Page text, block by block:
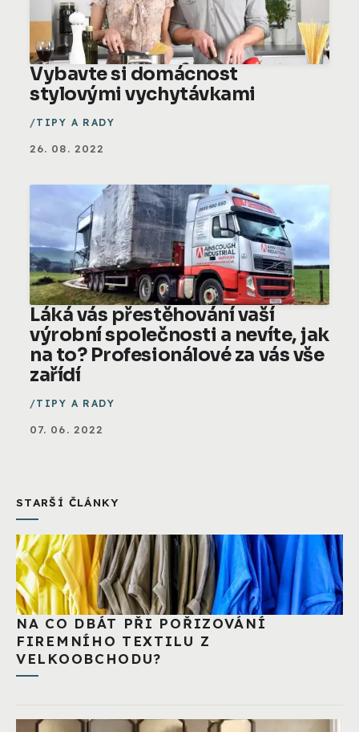
Vybavte si domácnost
stylovými vychytávkami
TIPY A RADY
26. 08. 2022
Láká vás přestěhování vaší
výrobní společnosti a nevíte, jak
na to? Profesionálové za vás vše
zařídí
TIPY A RADY
07. 06. 2022
STARŠÍ ČLÁNKY
NA CO DBÁT PŘI POŘIZOVÁNÍ
FIREMNÍHO TEXTILU Z
VELKOOBCHODU?